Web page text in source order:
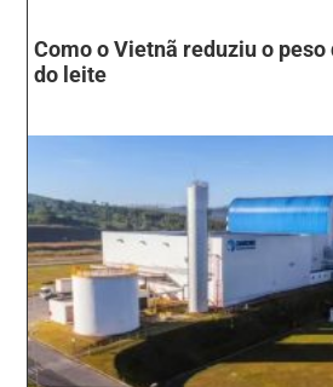
Como o Vietnã reduziu o
do leite